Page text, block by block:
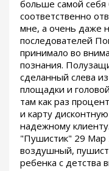
больше самой себя
соответственно
мне, а очень даже
последователей
принимало во
познания.
сделанный слева
площадки и
там как раз
и карту
надежному
"Пушистик" 29
воздушный,
ребенка с детства